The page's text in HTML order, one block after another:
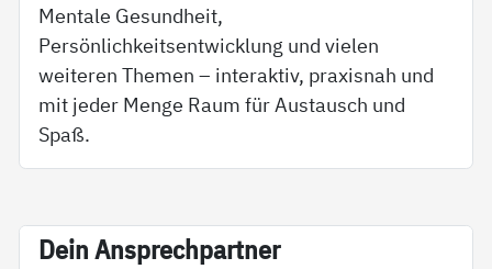
Mentale Gesundheit,
Persönlichkeitsentwicklung und vielen
weiteren Themen – interaktiv, praxisnah und
mit jeder Menge Raum für Austausch und
Spaß.
Dein An­sp­rech­part­ner